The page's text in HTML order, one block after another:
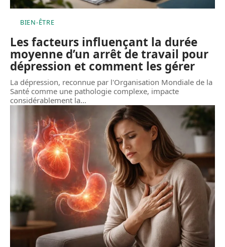
BIEN-ÊTRE
Les facteurs influençant la durée
moyenne d’un arrêt de travail pour
dépression et comment les gérer
La dépression, reconnue par l'Organisation Mondiale de la
Santé comme une pathologie complexe, impacte
considérablement la…